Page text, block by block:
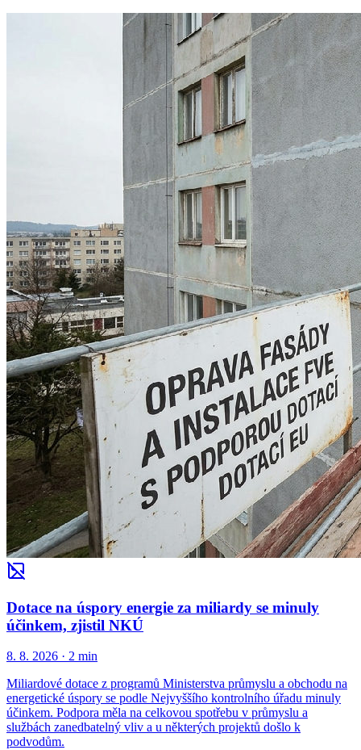
Dotace na úspory energie za miliardy se minuly
účinkem, zjistil NKÚ
8. 8. 2026 · 2 min
Miliardové dotace z programů Ministerstva průmyslu a obchodu na
energetické úspory se podle Nejvyššího kontrolního úřadu minuly
účinkem. Podpora měla na celkovou spotřebu v průmyslu a
službách zanedbatelný vliv a u některých projektů došlo k
podvodům.